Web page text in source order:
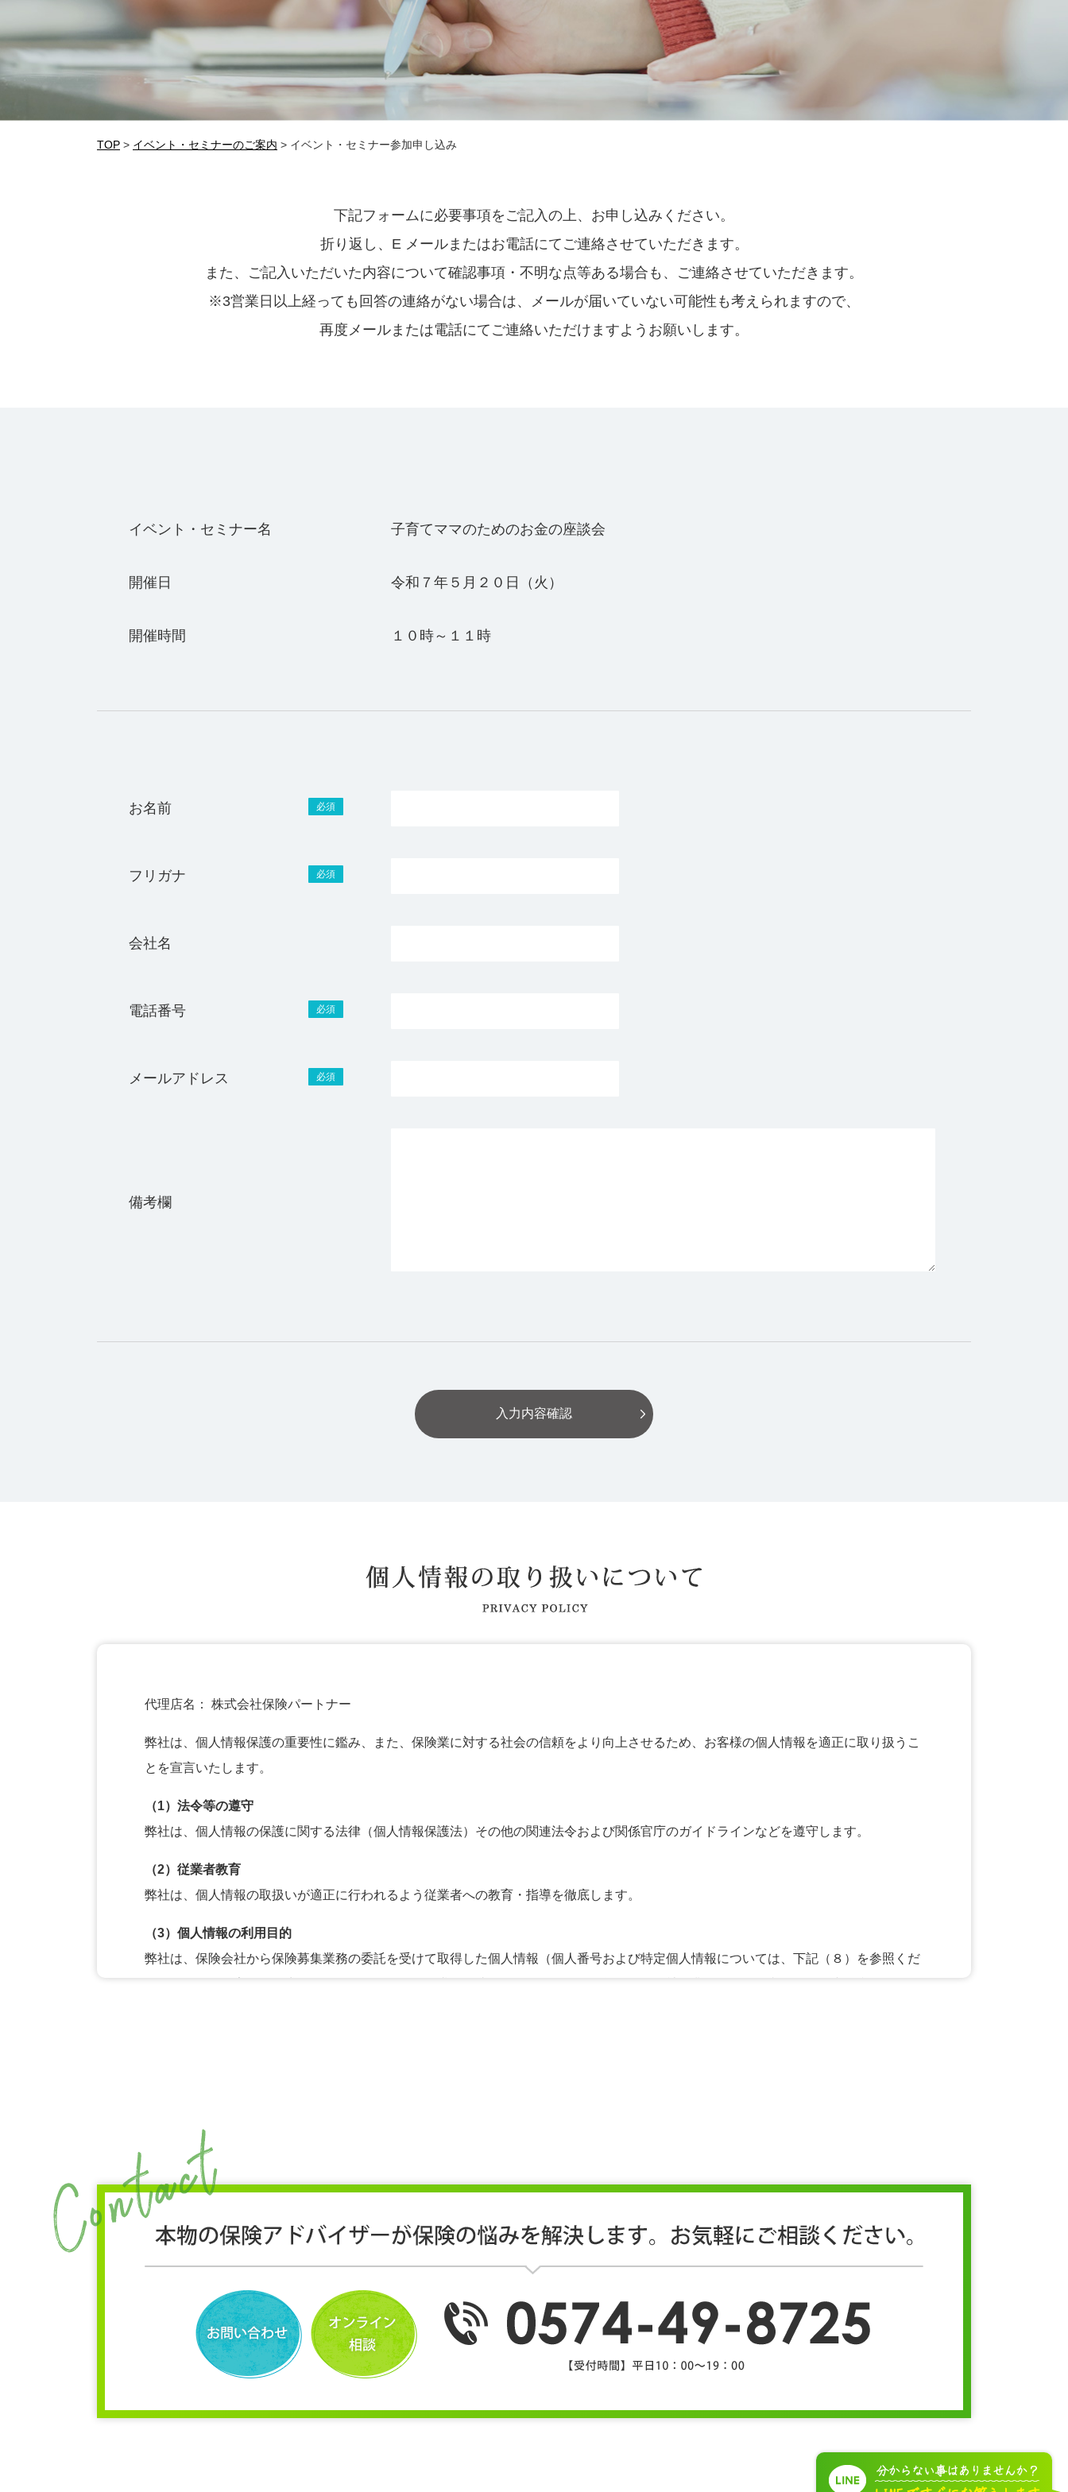
TOP > イベント・セミナーのご案内 > イベント・セミナー参加申し込み
下記フォームに必要事項をご記入の上、お申し込みください。
折り返し、E メールまたはお電話にてご連絡させていただきます。
また、ご記入いただいた内容について確認事項・不明な点等ある場合も、ご連絡させていただきます。
※3営業日以上経っても回答の連絡がない場合は、メールが届いていない可能性も考えられますので、
再度メールまたは電話にてご連絡いただけますようお願いします。
イベント・セミナー名 子育てママのためのお金の座談会
開催日 令和７年５月２０日（火）
開催時間 １０時～１１時
お名前 必須
フリガナ 必須
会社名
電話番号 必須
メールアドレス 必須
備考欄
代理店名： 株式会社保険パートナー
弊社は、個人情報保護の重要性に鑑み、また、保険業に対する社会の信頼をより向上させるため、お客様の個人情報を適正に取り扱うこ
とを宣言いたします。
（1）法令等の遵守
弊社は、個人情報の保護に関する法律（個人情報保護法）その他の関連法令および関係官庁のガイドラインなどを遵守します。
（2）従業者教育
弊社は、個人情報の取扱いが適正に行われるよう従業者への教育・指導を徹底します。
（3）個人情報の利用目的
弊社は、保険会社から保険募集業務の委託を受けて取得した個人情報（個人番号および特定個人情報については、下記（８）を参照くだ
＜弊社と取引のある保険会社＞
損害保険ジャパン株式会社（https://www.sjnk.co.jp/）
SOMPOひまわり生命保険株式会社（
第一生命株式会社（https://www.dai-ichi-life.co.jp/）
弊社は、業務上必要な範囲で、かつ、適法で公正な手段により個人情報（個人番号および特定個人情報については、下記（８）を参照く
ださい。）を取得します。
（5）個人データの安全管理措置
ータの安全管理のため、安全管理に関する取扱規程などの整備および実施体制の整備など、十分なセキュリティ対策を講じるとともに、